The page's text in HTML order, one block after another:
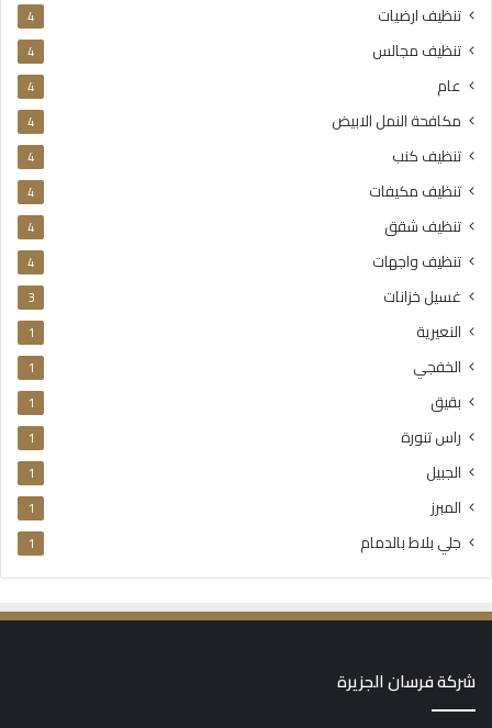
تنظيف ارضيات 4
تنظيف مجالس 4
عام 4
مكافحة النمل الابيض 4
تنظيف كنب 4
تنظيف مكيفات 4
تنظيف شقق 4
تنظيف واجهات 4
غسيل خزانات 3
النعيرية 1
الخفجي 1
بقيق 1
راس تنورة 1
الجبيل 1
المبرز 1
جلي بلاط بالدمام 1
شركة فرسان الجزيرة